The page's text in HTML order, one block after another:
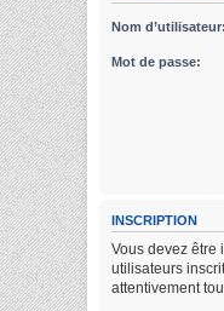
Nom d’utilisateur:
Mot de passe:
INSCRIPTION
Vous devez être
utilisateurs
attentivement